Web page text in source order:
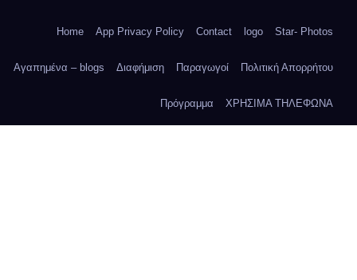
Home App Privacy Policy Contact logo Star- Photos
Αγαπημένα – blogs Διαφήμιση Παραγωγοί Πολιτική Απορρήτου
Πρόγραμμα ΧΡΗΣΙΜΑ ΤΗΛΕΦΩΝΑ